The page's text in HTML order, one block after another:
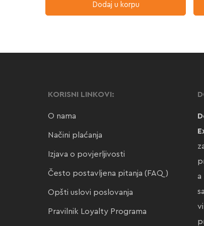
Dodaj u korpu
KORISNI LINKOVI:
O nama
Načini plaćanja
Izjava o povjerljivosti
Često postavljena pitanja (FAQ)
Opšti uslovi poslovanja
Pravilnik Loyalty Programa
a